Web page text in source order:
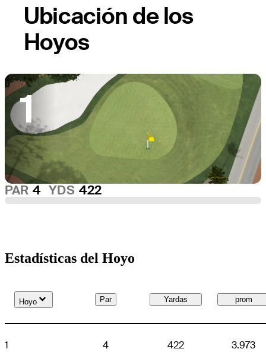
Ubicación de los
Hoyos
1
PAR 4 YDS 422
Estadísticas del Hoyo
Hoyo Par Yardas prom
1 4 422 3.973